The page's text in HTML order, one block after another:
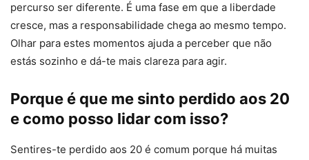
percurso ser diferente. É uma fase em que a liberdade
cresce, mas a responsabilidade chega ao mesmo tempo.
Olhar para estes momentos ajuda a perceber que não
estás sozinho e dá-te mais clareza para agir.
Porque é que me sinto perdido aos 20
e como posso lidar com isso?
Sentires-te perdido aos 20 é comum porque há muitas